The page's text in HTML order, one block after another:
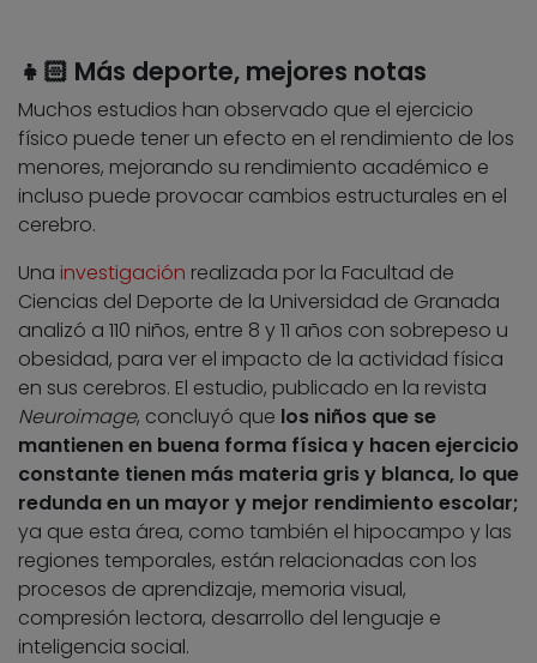
👧🏻 Más deporte, mejores notas
Muchos estudios han observado que el ejercicio
físico puede tener un efecto en el rendimiento de los
menores, mejorando su rendimiento académico e
incluso puede provocar cambios estructurales en el
cerebro.
Una investigación realizada por la Facultad de
Ciencias del Deporte de la Universidad de Granada
analizó a 110 niños, entre 8 y 11 años con sobrepeso u
obesidad, para ver el impacto de la actividad física
en sus cerebros. El estudio, publicado en la revista
Neuroimage, concluyó que los niños que se
mantienen en buena forma física y hacen ejercicio
constante tienen más materia gris y blanca, lo que
redunda en un mayor y mejor rendimiento escolar;
ya que esta área, como también el hipocampo y las
regiones temporales, están relacionadas con los
procesos de aprendizaje, memoria visual,
compresión lectora, desarrollo del lenguaje e
inteligencia social.